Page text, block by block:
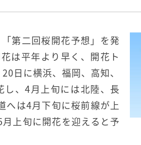
第二回桜開花予想」を発
は平年より早く、開花ト
日に横浜、福岡、高知、
、4月上旬には北陸、長
へは4月下旬に桜前線が上
上旬に開花を迎えると予